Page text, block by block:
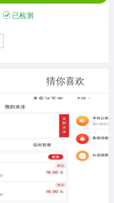
像素游戏
701款应用
pc游戏
已检测
猜你喜欢